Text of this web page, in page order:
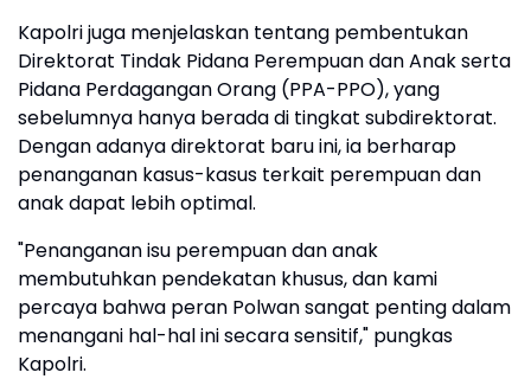
Kapolri juga menjelaskan tentang pembentukan
Direktorat Tindak Pidana Perempuan dan Anak serta
Pidana Perdagangan Orang (PPA-PPO), yang
sebelumnya hanya berada di tingkat subdirektorat.
Dengan adanya direktorat baru ini, ia berharap
penanganan kasus-kasus terkait perempuan dan
anak dapat lebih optimal.
"Penanganan isu perempuan dan anak
membutuhkan pendekatan khusus, dan kami
percaya bahwa peran Polwan sangat penting dalam
menangani hal-hal ini secara sensitif," pungkas
Kapolri.